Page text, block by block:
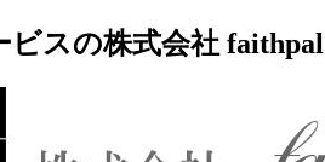
スの株式会社 faithpal